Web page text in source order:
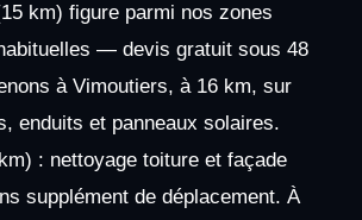
km) figure parmi nos zones
— devis gratuit sous 48
à Vimoutiers, à 16 km, sur
enduits et panneaux solaires.
: nettoyage toiture et façade
supplément de déplacement. À